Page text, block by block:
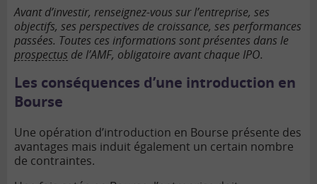
Avant d’investir, renseignez-vous sur l’entreprise, ses
objectifs, ses perspectives de croissance, ses performances
passées. Toutes ces informations sont présentes dans le
prospectus de l’AMF, obligatoire avant chaque IPO.
Les conséquences d’une introduction en
Bourse
Une opération d’introduction en Bourse présente des
avantages mais induit également un certain nombre
de contraintes.